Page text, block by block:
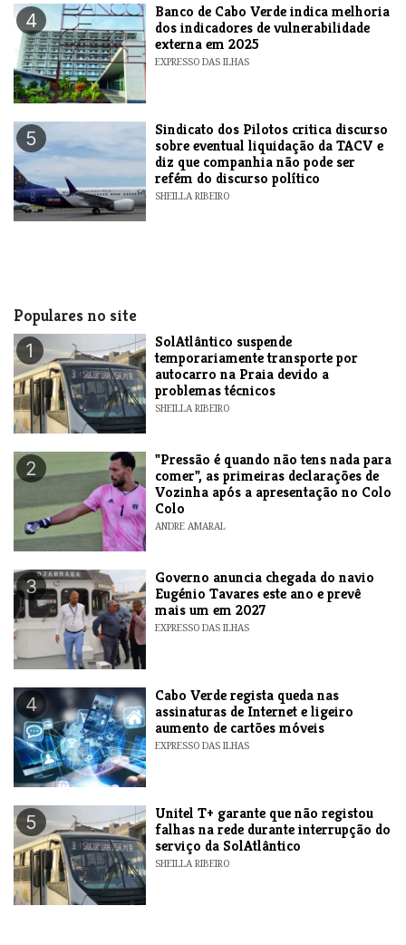
4
Banco de Cabo Verde indica melhoria
dos indicadores de vulnerabilidade
externa em 2025
EXPRESSO DAS ILHAS
5
Sindicato dos Pilotos critica discurso
sobre eventual liquidação da TACV e
diz que companhia não pode ser
refém do discurso político
SHEILLA RIBEIRO
Populares no site
1
SolAtlântico suspende
temporariamente transporte por
autocarro na Praia devido a
problemas técnicos
SHEILLA RIBEIRO
2
"Pressão é quando não tens nada para
comer", as primeiras declarações de
Vozinha após a apresentação no Colo
Colo
ANDRE AMARAL
3
Governo anuncia chegada do navio
Eugénio Tavares este ano e prevê
mais um em 2027
EXPRESSO DAS ILHAS
4
Cabo Verde regista queda nas
assinaturas de Internet e ligeiro
aumento de cartões móveis
EXPRESSO DAS ILHAS
5
Unitel T+ garante que não registou
falhas na rede durante interrupção do
serviço da SolAtlântico
SHEILLA RIBEIRO